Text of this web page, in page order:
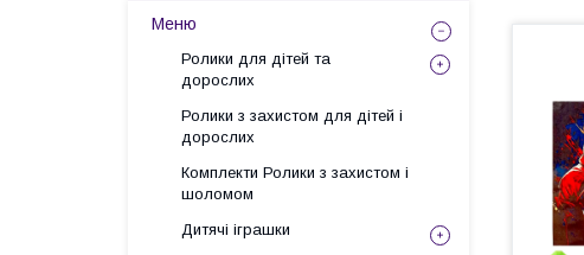
Меню
Ролики для дітей та
дорослих
Ролики з захистом для дітей і
дорослих
Комплекти Ролики з захистом і
шоломом
Дитячі іграшки